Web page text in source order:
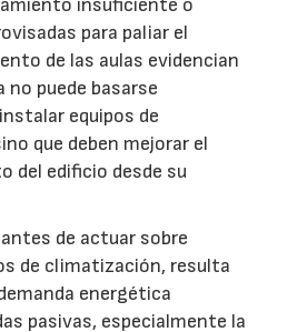
insuficiente o
para paliar el
de las aulas evidencian
no puede basarse
equipos de
que deben mejorar el
del edificio desde su
de actuar sobre
de climatización, resulta
energética
pasivas, especialmente la